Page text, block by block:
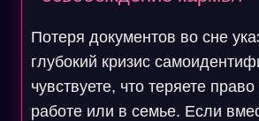
Потеря документов во сне
глубокий кризис
чувствуете, что теряете
работе или в семье. Если